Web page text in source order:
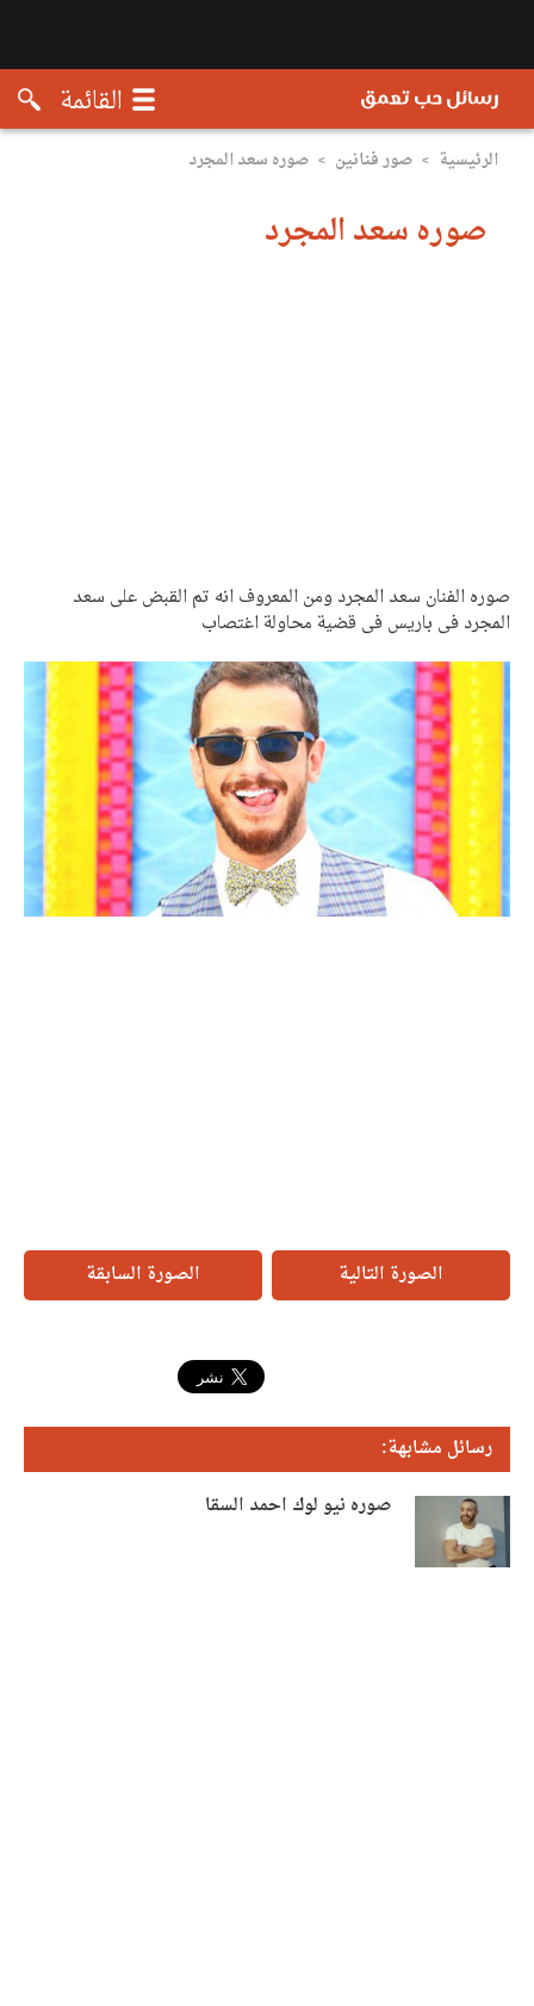
القائمة
الرئيسية > صور فنانين > صوره سعد المجرد
صوره سعد المجرد
صوره الفنان سعد المجرد ومن المعروف انه تم القبض على سعد
المجرد فى باريس فى قضية محاولة اغتصاب
الصورة التالية الصورة السابقة
رسائل مشابهة:
صوره نيو لوك احمد السقا